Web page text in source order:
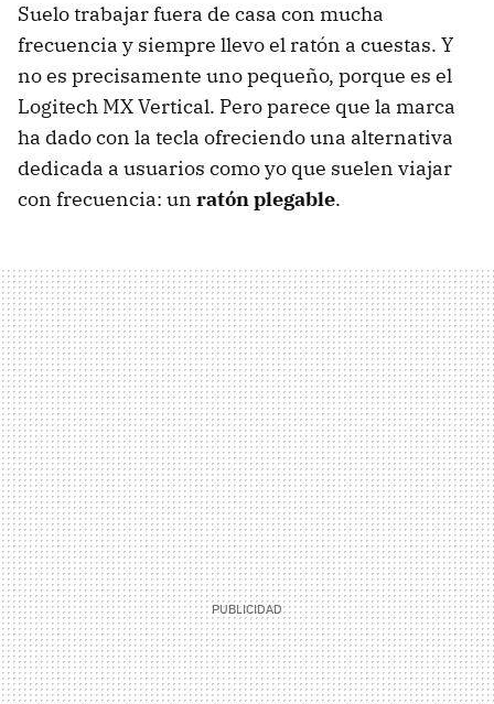
Suelo trabajar fuera de casa con mucha
frecuencia y siempre llevo el ratón a cuestas. Y
no es precisamente uno pequeño, porque es el
Logitech MX Vertical. Pero parece que la marca
ha dado con la tecla ofreciendo una alternativa
dedicada a usuarios como yo que suelen viajar
con frecuencia: un ratón plegable.